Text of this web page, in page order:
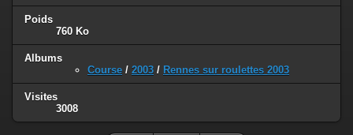
Poids
760 Ko
Albums
Course / 2003 / Rennes sur roulettes 2003
Visites
3008